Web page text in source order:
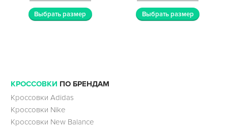
Выбрать размер Выбрать размер
КРОССОВКИ ПО БРЕНДАМ
Кроссовки Adidas
Кроссовки Nike
Кроссовки New Balance